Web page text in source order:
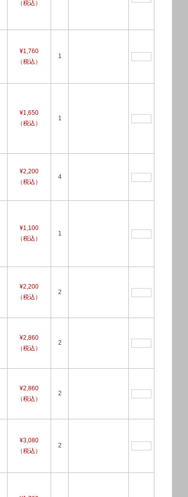
（税込）
¥1,760
（税込）
1
¥1,650
（税込）
1
¥2,200
（税込）
4
¥1,100
（税込）
1
¥2,200
（税込）
2
¥2,860
（税込）
2
¥2,860
（税込）
2
¥3,080
（税込）
2